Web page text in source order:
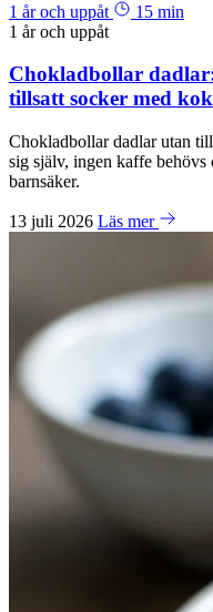
1 år och uppåt
15 min
1 år och uppåt
Chokladbollar
tillsatt socker med
Chokladbollar dadlar utan
sig själv, ingen kaffe behövs
barnsäker.
13 juli 2026 Läs mer